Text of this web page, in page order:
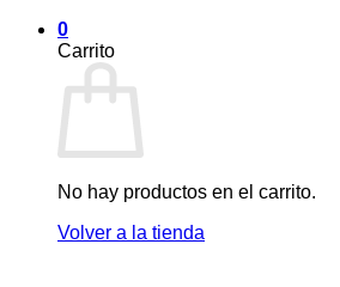
0
Carrito
No hay productos en el carrito.
Volver a la tienda